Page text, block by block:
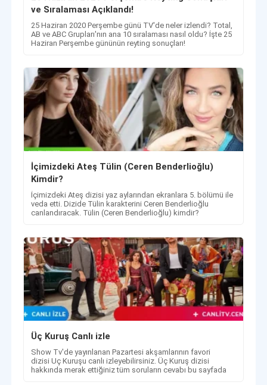
ve Sıralaması Açıklandı!
25 Haziran 2020 Perşembe günü TV'de neler izlendi? Total,
AB ve ABC Grupları'nın ana 10 sıralaması nasıl oldu? İşte 25
Haziran Perşembe gününün reyting sonuçları!
İçimizdeki Ateş Tülin (Ceren Benderlioğlu)
Kimdir?
İçimizdeki Ateş dizisi yaz aylarından ekranlara 5. bölümü ile
veda etti. Dizide Tülin karakterini Ceren Benderlioğlu
canlandıracak. Tülin (Ceren Benderlioğlu) kimdir?
Üç Kuruş Canlı izle
Show Tv'de yayınlanan Pazartesi akşamlarının favori
dizisi Uç Kuruşu canlı izleyebilirsiniz. Üç Kuruş dizisi
hakkında merak ettiğiniz tüm soruların cevabı bu sayfada